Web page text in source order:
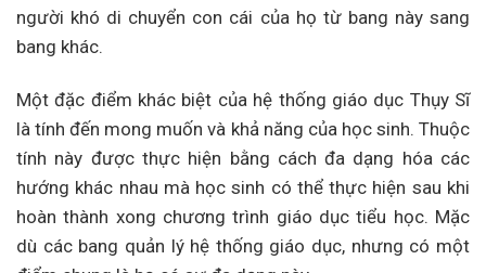
người khó di chuyển con cái của họ từ bang này sang
bang khác.
Một đặc điểm khác biệt của hệ thống giáo dục Thụy Sĩ
là tính đến mong muốn và khả năng của học sinh. Thuộc
tính này được thực hiện bằng cách đa dạng hóa các
hướng khác nhau mà học sinh có thể thực hiện sau khi
hoàn thành xong chương trình giáo dục tiểu học. Mặc
dù các bang quản lý hệ thống giáo dục, nhưng có một